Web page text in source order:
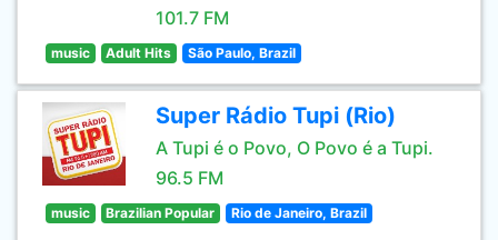
101.7 FM
music Adult Hits São Paulo, Brazil
Super Rádio Tupi (Rio)
A Tupi é o Povo, O Povo é a Tupi.
96.5 FM
music Brazilian Popular Rio de Janeiro, Brazil